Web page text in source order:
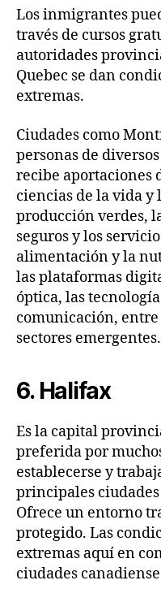
Los inmigrantes
través de cursos
autoridades
Quebec se dan
extremas.
Ciudades como
personas de
recibe aportaciones
ciencias de la vida y
producción verdes,
seguros y los
alimentación y la
las plataformas
óptica, las
comunicación,
sectores emergentes.
6. Halifax
Es la capital
preferida por
establecerse y
principales
Ofrece un entorno
protegido. Las
extremas aquí en
ciudades